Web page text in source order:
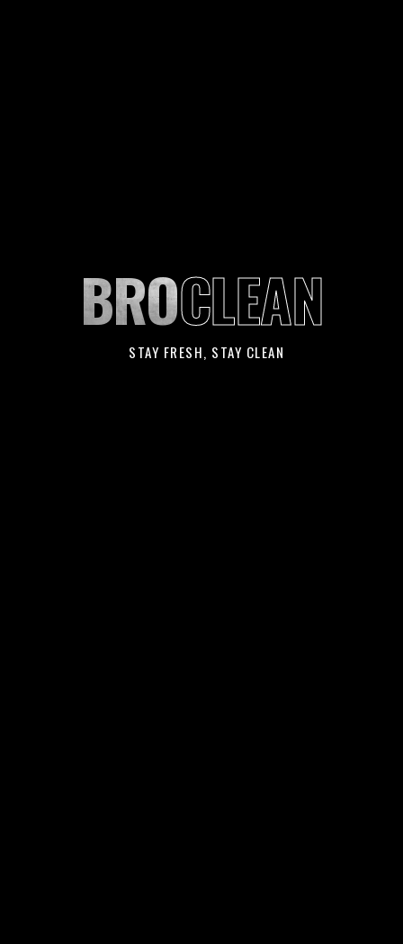
BROCLEAN
STAY FRESH, STAY CLEAN